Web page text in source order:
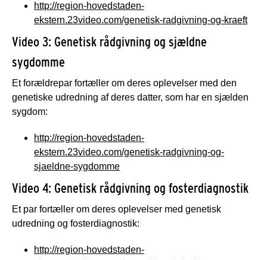
http://region-hovedstaden-
ekstern.23video.com/genetisk-radgivning-og-kraeft
Video 3: Genetisk rådgivning og sjældne
sygdomme
Et forældrepar fortæller om deres oplevelser med den
genetiske udredning af deres datter, som har en sjælden
sygdom:
http://region-hovedstaden-
ekstern.23video.com/genetisk-radgivning-og-
sjaeldne-sygdomme
Video 4: Genetisk rådgivning og fosterdiagnostik
Et par fortæller om deres oplevelser med genetisk
udredning og fosterdiagnostik:
http://region-hovedstaden-